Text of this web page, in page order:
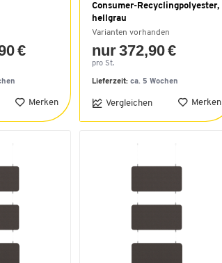
€
Merken
Consumer-Recyclingpolyester,
hellgrau
Varianten vorhanden
nur 372,90 €
pro St.
Lieferzeit: ca. 5 Wochen
Vergleichen Merken